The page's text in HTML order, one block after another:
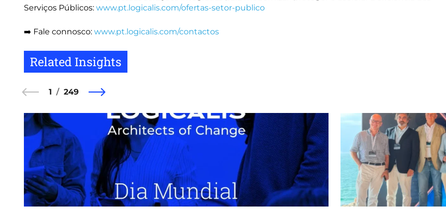
Serviços Públicos: www.pt.logicalis.com/ofertas-setor-publico
➡️ Fale connosco: www.pt.logicalis.com/contactos
Related Insights
1 249